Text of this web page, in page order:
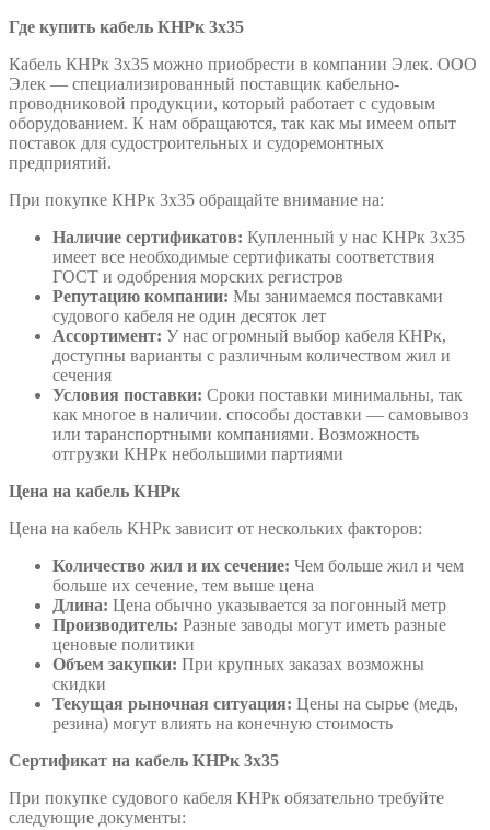
Где купить кабель КНРк 3х35
Кабель КНРк 3х35 можно приобрести в компании Элек. ООО
Элек — специализированный поставщик кабельно-
проводниковой продукции, который работает с судовым
оборудованием. К нам обращаются, так как мы имеем опыт
поставок для судостроительных и судоремонтных
предприятий.
При покупке КНРк 3х35 обращайте внимание на:
Наличие сертификатов: Купленный у нас КНРк 3х35
имеет все необходимые сертификаты соответствия
ГОСТ и одобрения морских регистров
Репутацию компании: Мы занимаемся поставками
судового кабеля не один десяток лет
Ассортимент: У нас огромный выбор кабеля КНРк,
доступны варианты с различным количеством жил и
сечения
Условия поставки: Сроки поставки минимальны, так
как многое в наличии. способы доставки — самовывоз
или таранспортными компаниями. Возможность
отгрузки КНРк небольшими партиями
Цена на кабель КНРк
Цена на кабель КНРк зависит от нескольких факторов:
Количество жил и их сечение: Чем больше жил и чем
больше их сечение, тем выше цена
Длина: Цена обычно указывается за погонный метр
Производитель: Разные заводы могут иметь разные
ценовые политики
Объем закупки: При крупных заказах возможны
скидки
Текущая рыночная ситуация: Цены на сырье (медь,
резина) могут влиять на конечную стоимость
Сертификат на кабель КНРк 3х35
При покупке судового кабеля КНРк обязательно требуйте
следующие документы: